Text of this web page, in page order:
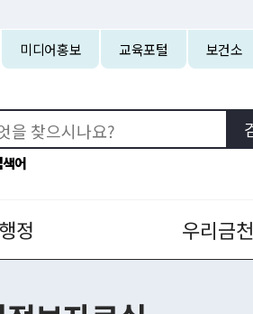
미디어홍보 교육포털 보건소
어
정 우리금천